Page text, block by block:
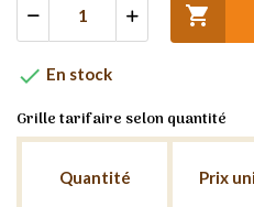

 En stock
Grille tarifaire selon quantité
Quantité Prix